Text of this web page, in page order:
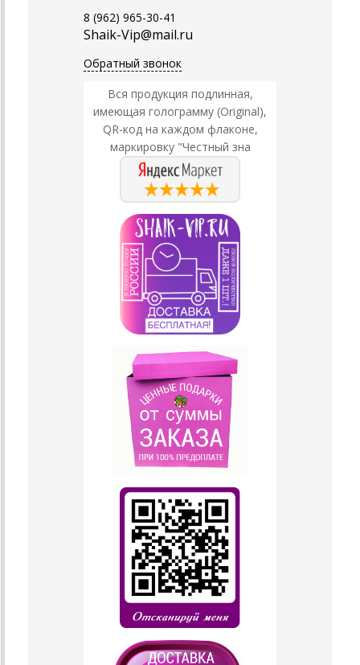
8 (962) 965-30-41
Shaik-Vip@mail.ru
Обратный звонок
Вся продукция подлинная,
имеющая голограмму (Original),
QR-код на каждом флаконе,
маркировку "Честный зна